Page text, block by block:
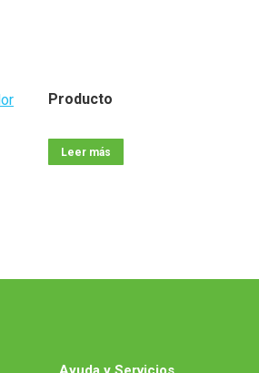
Producto
Leer más